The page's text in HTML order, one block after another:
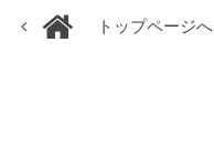
トップページへ